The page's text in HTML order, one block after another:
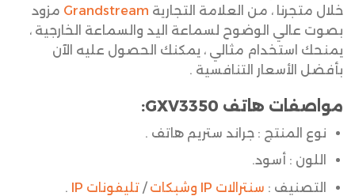
خلال متجرنا ، من العلامة التجارية Grandstream مزود
بصوت عالي الوضوح لسماعة اليد والسماعة الخارجية ،
يمنحك استخدام مثالي ، يمكنك الحصول عليه الآن
بأفضل الأسعار التنافسية .
مواصفات هاتف GXV3350
:
نوع المنتج : جراند ستريم هاتف .
اللون : أسود.
التصنيف : سنترالات IP وشبكات / تليفونات IP
.